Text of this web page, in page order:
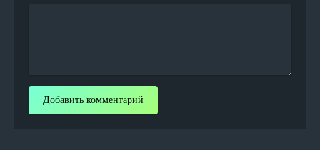
Добавить комментарий